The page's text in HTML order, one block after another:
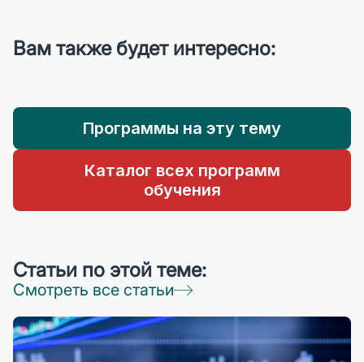
Вам также будет интересно:
Программы на эту тему
Каталог всех программ
обучения
Статьи по этой теме:
Смотреть все статьи